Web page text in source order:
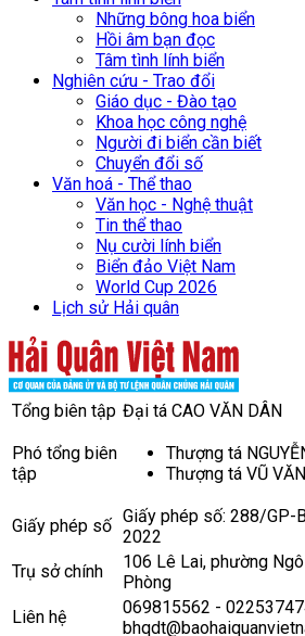
Những bông hoa biển
Hồi âm bạn đọc
Tâm tình lính biển
Nghiên cứu - Trao đổi
Giáo dục - Đào tạo
Khoa học công nghệ
Người đi biển cần biết
Chuyển đổi số
Văn hoá - Thể thao
Văn học - Nghệ thuật
Tin thể thao
Nụ cười lính biển
Biển đảo Việt Nam
World Cup 2026
Lịch sử Hải quân
Tổng biên tập Đại tá CAO VĂN DÂN
Phó tổng biên
tập
Thượng tá
Thượng tá VŨ
Giấy phép số Giấy phép số: 288/GP-
2022
Trụ sở chính
106 Lê Lai, phường
Phòng
Liên hệ
069815562 -